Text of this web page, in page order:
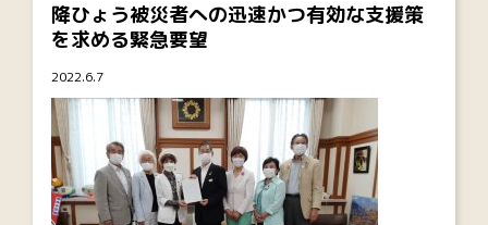
降ひょう被災者への迅速かつ有効な支援策
を求める緊急要望
2022.6.7